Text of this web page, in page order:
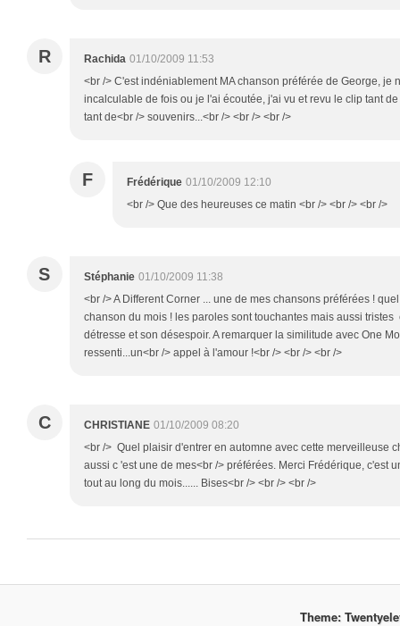
R Rachida 01/10/2009 11:53
<br /> C'est indéniablement MA chanson préférée de George, je
incalculable de fois ou je l'ai écoutée, j'ai vu et revu le clip tant
tant de<br /> souvenirs...<br /> <br /> <br />
F Frédérique 01/10/2009 12:10
<br /> Que des heureuses ce matin <br /> <br /> <br />
S Stéphanie 01/10/2009 11:38
<br /> A Different Corner ... une de mes chansons préférées !
chanson du mois ! les paroles sont touchantes mais aussi
détresse et son désespoir. A remarquer la similitude avec One
ressenti...un<br /> appel à l'amour !<br /> <br /> <br />
C CHRISTIANE 01/10/2009 08:20
<br /> Quel plaisir d'entrer en automne avec cette merveilleuse
aussi c 'est une de mes<br /> préférées. Merci Frédérique, c'est
tout au long du mois...... Bises<br /> <br /> <br />
Theme: